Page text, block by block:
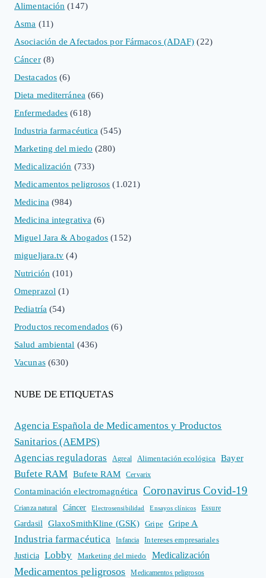
Alimentación (147)
Asma (11)
Asociación de Afectados por Fármacos (ADAF) (22)
Cáncer(8)
Destacados (6)
Dieta mediterránea (66)
Enfermedades (618)
Industria farmacéutica (545)
Marketing del miedo (280)
Medicalización (733)
Medicamentos peligrosos (1.021)
Medicina (984)
Medicina integrativa (6)
Miguel Jara & Abogados (152)
migueljara.tv (4)
Nutrición (101)
Omeprazol (1)
Pediatría (54)
Productos recomendados (6)
Salud ambiental (436)
Vacunas(630)
NUBE DE ETIQUETAS
Agencia Española de Medicamentos y Productos
Sanitarios (AEMPS)
Agencias reguladoras
Agreal Alimentación ecológica Bayer
Bufete RAM Bufete RAM Cervarix
Contaminación electromagnética Coronavirus Covid-19
Crianza natural Cáncer Electrosensibilidad Ensayos clínicos Essure
Gardasil GlaxoSmithKline (GSK) Gripe Gripe A
Industria farmacéutica Infancia
Intereses empresariales
Justicia
Lobby Marketing del miedo Medicalización
Medicamentos peligrosos Medicamentos peligrosos